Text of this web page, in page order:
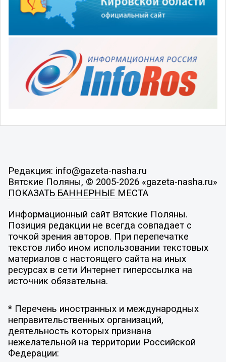
Редакция: info@gazeta-nasha.ru
Вятские Поляны, © 2005-2026 «gazeta-nasha.ru»
ПОКАЗАТЬ БАННЕРНЫЕ МЕСТА
Информационный сайт Вятские Поляны.
Позиция редакции не всегда совпадает с
точкой зрения авторов. При перепечатке
текстов либо ином использовании текстовых
материалов с настоящего сайта на иных
ресурсах в сети Интернет гиперссылка на
источник обязательна.
* Перечень иностранных и международных
неправительственных организаций,
деятельность которых признана
нежелательной на территории Российской
Федерации: